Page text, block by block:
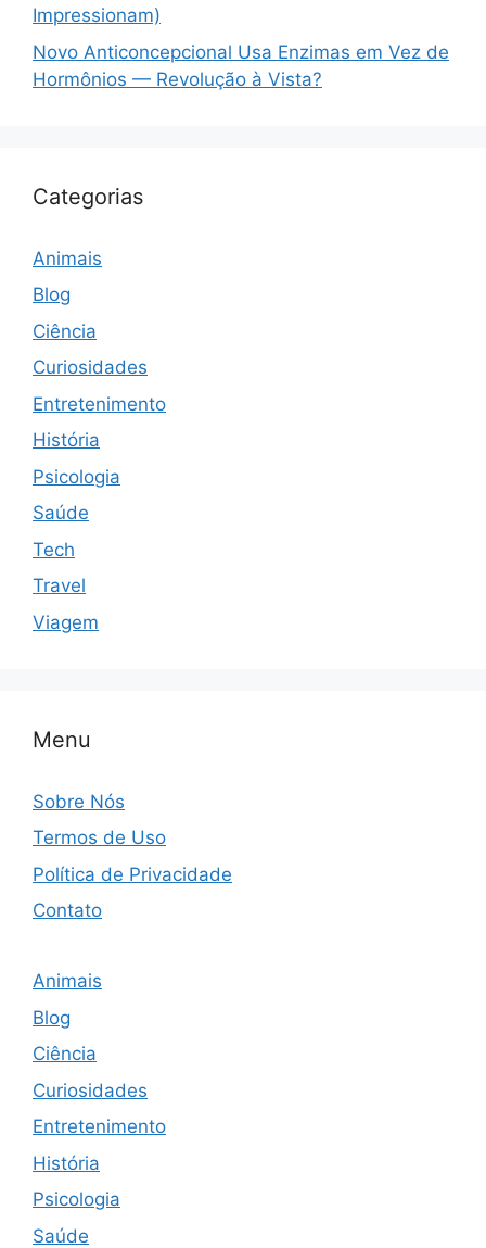
Impressionam)
Novo Anticoncepcional Usa Enzimas em Vez de
Hormônios — Revolução à Vista?
Categorias
Animais
Blog
Ciência
Curiosidades
Entretenimento
História
Psicologia
Saúde
Tech
Travel
Viagem
Menu
Sobre Nós
Termos de Uso
Política de Privacidade
Contato
Animais
Blog
Ciência
Curiosidades
Entretenimento
História
Psicologia
Saúde